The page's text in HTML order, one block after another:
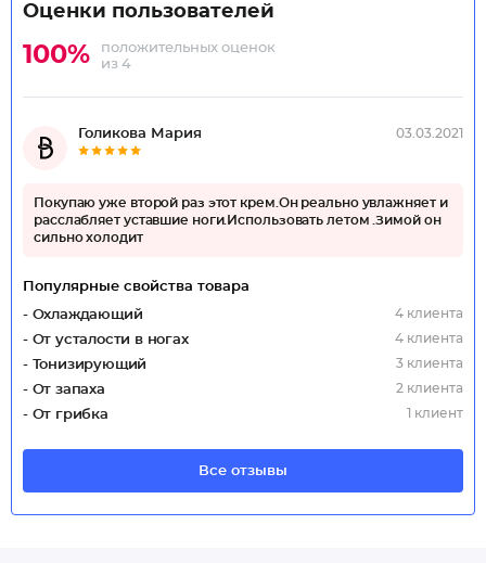
Оценки пользователей
100%
положительных оценок
из 4
Голикова Мария 03.03.2021
Покупаю уже второй раз этот крем.Он реально увлажняет и
расслабляет уставшие ноги.Использовать летом .Зимой он
сильно холодит
Популярные свойства товара
- Охлаждающий
4 клиента
- От усталости в ногах 4 клиента
- Тонизирующий 3 клиента
- От запаха 2 клиента
- От грибка 1 клиент
Все отзывы